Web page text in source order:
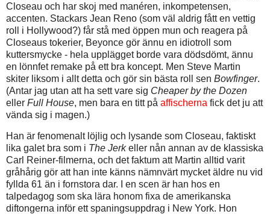
Closeau och har skoj med manéren, inkompetensen,
accenten. Stackars Jean Reno (som väl aldrig fått en vettig
roll i Hollywood?) får stå med öppen mun och reagera på
Closeaus tokerier, Beyonce gör ännu en idiotroll som
kuttersmycke - hela upplägget borde vara dödsdömt, ännu
en lönnfet remake på ett bra koncept. Men Steve Martin
skiter liksom i allt detta och gör sin bästa roll sen Bowfinger.
(Antar jag utan att ha sett vare sig Cheaper by the Dozen
eller Full House, men bara en titt på affischerna fick det ju att
vända sig i magen.)
Han är fenomenalt löjlig och lysande som Closeau, faktiskt
lika galet bra som i The Jerkeller nån annan av de klassiska
Carl Reiner-filmerna, och det faktum att Martin alltid varit
gråhårig gör att han inte känns nämnvärt mycket äldre nu vid
fyllda 61 än i fornstora dar. I en scen är han hos en
talpedagog som ska lära honom fixa de amerikanska
diftongerna inför ett spaningsuppdrag i New York. Hon